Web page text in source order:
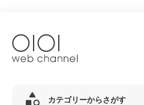
カテゴリーからさがす